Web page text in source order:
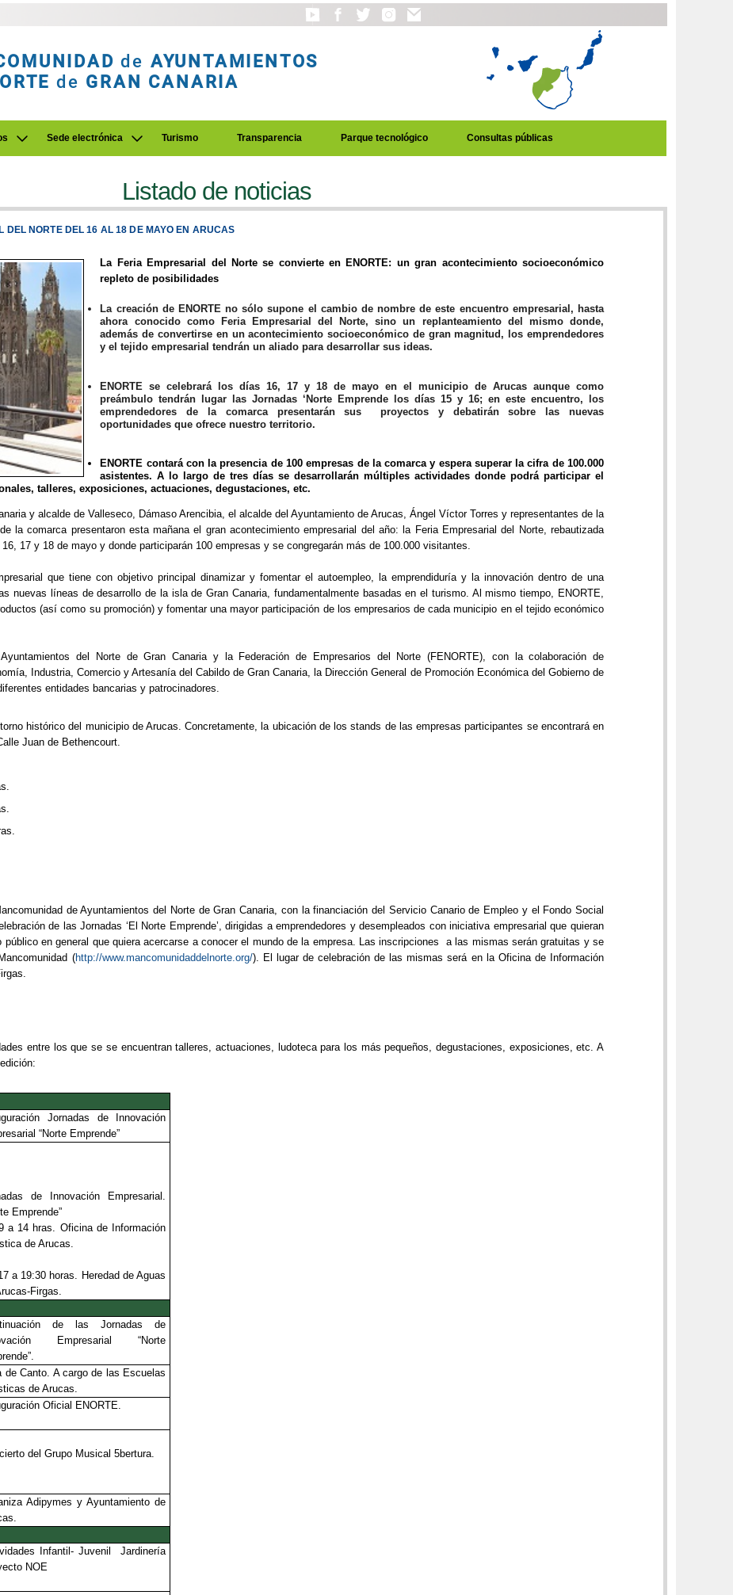
de AYUNTAMIENTOS
de GRAN CANARIA
Sede electrónica Turismo Transparencia Parque tecnológico Consultas públicas
Listado de noticias
DEL NORTE DEL 16 AL 18 DE MAYO EN ARUCAS
La Feria Empresarial del Norte se convierte en ENORTE: un gran acontecimiento socioeconómico
repleto de posibilidades
La creación de ENORTE no sólo supone el cambio de nombre de este encuentro empresarial, hasta
ahora conocido como Feria Empresarial del Norte, sino un replanteamiento del mismo donde,
además de convertirse en un acontecimiento socioeconómico de gran magnitud, los emprendedores
y el tejido empresarial tendrán un aliado para desarrollar sus ideas.
ENORTE se celebrará los días 16, 17 y 18 de mayo en el municipio de Arucas aunque como
preámbulo tendrán lugar las Jornadas ‘Norte Emprende los días 15 y 16; en este encuentro, los
emprendedores de la comarca presentarán sus proyectos y debatirán sobre las nuevas
oportunidades que ofrece nuestro territorio.
ENORTE contará con la presencia de 100 empresas de la comarca y espera superar la cifra de 100.000
asistentes. A lo largo de tres días se desarrollarán múltiples actividades donde podrá participar el
talleres, exposiciones, actuaciones, degustaciones, etc.
y alcalde de Valleseco, Dámaso Arencibia, el alcalde del Ayuntamiento de Arucas, Ángel Víctor Torres y representantes de la
la comarca presentaron esta mañana el gran acontecimiento empresarial del año: la Feria Empresarial del Norte, rebautizada
17 y 18 de mayo y donde participarán 100 empresas y se congregarán más de 100.000 visitantes.
que tiene con objetivo principal dinamizar y fomentar el autoempleo, la emprendiduría y la innovación dentro de una
nuevas líneas de desarrollo de la isla de Gran Canaria, fundamentalmente basadas en el turismo. Al mismo tiempo, ENORTE,
(así como su promoción) y fomentar una mayor participación de los empresarios de cada municipio en el tejido económico
del Norte de Gran Canaria y la Federación de Empresarios del Norte (FENORTE), con la colaboración de
Industria, Comercio y Artesanía del Cabildo de Gran Canaria, la Dirección General de Promoción Económica del Gobierno de
entidades bancarias y patrocinadores.
histórico del municipio de Arucas. Concretamente, la ubicación de los stands de las empresas participantes se encontrará en
Juan de Bethencourt.
de Ayuntamientos del Norte de Gran Canaria, con la financiación del Servicio Canario de Empleo y el Fondo Social
de las Jornadas ‘El Norte Emprende’, dirigidas a emprendedores y desempleados con iniciativa empresarial que quieran
en general que quiera acercarse a conocer el mundo de la empresa. Las inscripciones a las mismas serán gratuitas y se
(http://www.mancomunidaddelnorte.org/). El lugar de celebración de las mismas será en la Oficina de Información
entre los que se se encuentran talleres, actuaciones, ludoteca para los más pequeños, degustaciones, exposiciones, etc. A
Jornadas de Innovación
“Norte Emprende”
de Innovación Empresarial.
Emprende”
a 14 hras. Oficina de Información
de Arucas.
a 19:30 horas. Heredad de Aguas
Firgas.
de las Jornadas de
Empresarial “Norte
de Canto. A cargo de las Escuelas
de Arucas.
Oficial ENORTE.
del Grupo Musical 5bertura.
Adipymes y Ayuntamiento de
Infantil- Juvenil Jardinería
NOE